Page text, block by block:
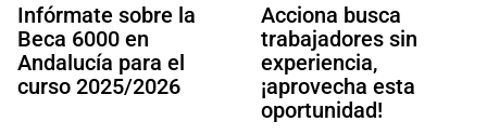
Infórmate sobre la
Beca 6000 en
Andalucía para el
curso 2025/2026
Acciona busca
trabajadores sin
experiencia,
¡aprovecha esta
oportunidad!